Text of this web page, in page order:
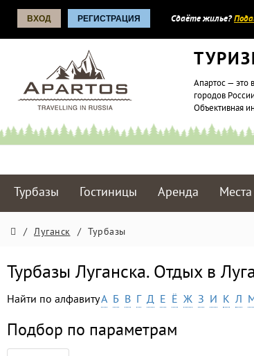
ВХОД РЕГИСТРАЦИЯ Сдаёте жилье?
Апартос — это
городов
Объективная
Турбазы Гостиницы Аренда Места
/ Луганск / Турбазы
Турбазы Луганска. Отдых в
Найти по алфавитуА Б В Г Д Е Ё Ж З И К Л
Подбор по параметрам